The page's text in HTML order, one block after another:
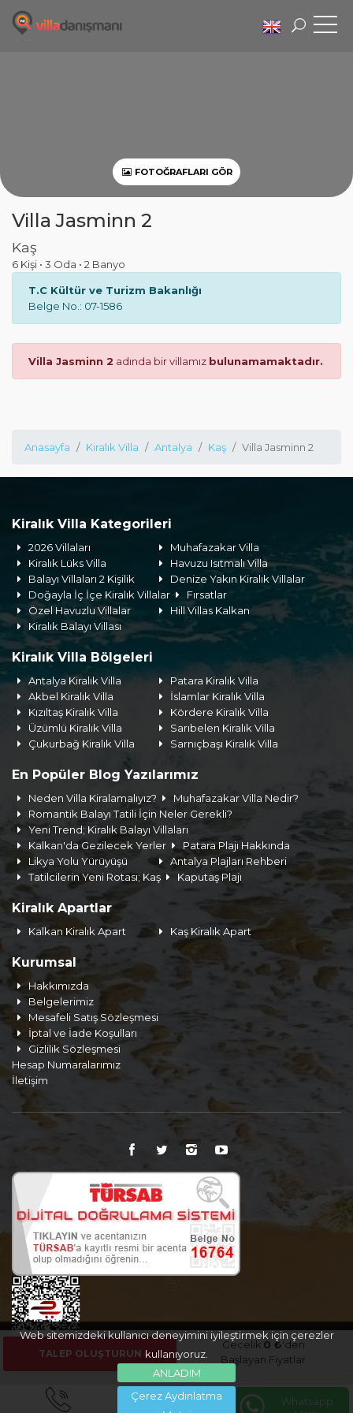
FOTOĞRAFLARI GÖR
Villa Jasminn 2
Kaş
6 Kişi • 3 Oda • 2 Banyo
T.C Kültür ve Turizm Bakanlığı
Belge No.: 07-1586
Villa Jasminn 2 adında bir villamız bulunamamaktadır.
Anasayfa Kiralık Villa Antalya Kaş Villa Jasminn 2
Kiralık Villa Kategorileri
2026 Villaları
Muhafazakar Villa
Kiralık Lüks Villa
Havuzu Isıtmalı Villa
Balayı Villaları 2 Kişilik
Denize Yakın Kiralık Villalar
Doğayla İç İçe Kiralık Villalar
Fırsatlar
Özel Havuzlu Villalar
Hill Villas Kalkan
Kiralık Balayı Villası
Kiralık Villa Bölgeleri
Antalya Kiralık Villa
Patara Kiralık Villa
Akbel Kiralık Villa
İslamlar Kiralık Villa
Kızıltaş Kiralık Villa
Kördere Kiralık Villa
Üzümlü Kiralık Villa
Sarıbelen Kiralık Villa
Çukurbağ Kiralık Villa
Sarnıçbaşı Kiralık Villa
En Popüler Blog Yazılarımız
Neden Villa Kiralamalıyız?
Muhafazakar Villa Nedir?
Romantik Balayı Tatili İçin Neler Gerekli?
Yeni Trend; Kiralık Balayı Villaları
Kalkan'da Gezilecek Yerler
Patara Plajı Hakkında
Likya Yolu Yürüyüşü
Antalya Plajları Rehberi
Tatilcilerin Yeni Rotası; Kaş
Kaputaş Plajı
Kiralık Apartlar
Kalkan Kiralık Apart Kaş Kiralık Apart
Kurumsal
Hakkımızda
Belgelerimiz
Mesafeli Satış Sözleşmesi
İptal ve İade Koşulları
Gizlilik Sözleşmesi
Hesap Numaralarımız
İletişim
Web sitemizdeki kullanıcı deneyimini iyileştirmek için çerezler
kullanıyoruz.
ANLADIM
Çerez Aydınlatma
TALEP OLUŞTURUN
Gecelik 0 ₺'den
Başlayan Fiyatlar
Whatsapp